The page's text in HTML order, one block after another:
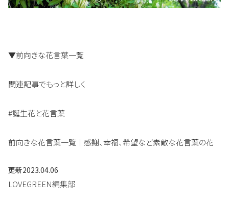
▼前向きな花言葉一覧
関連記事でもっと詳しく
#誕生花と花言葉
前向きな花言葉一覧｜感謝、幸福、希望など素敵な花言葉の花
更新2023.04.06
LOVEGREEN編集部